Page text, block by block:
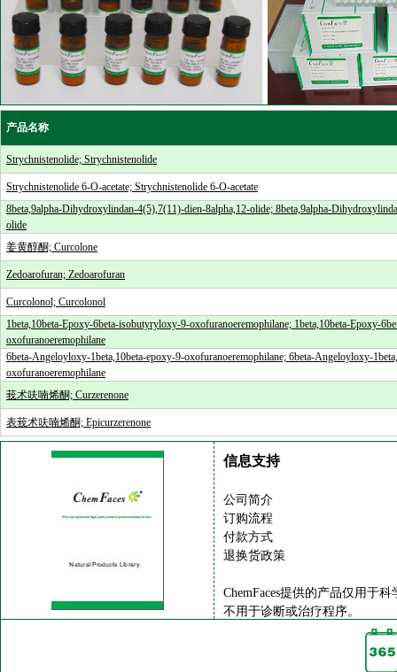
产品名称
Strychnistenolide; Strychnistenolide
Strychnistenolide 6-O-acetate; Strychnistenolide 6-O-acetate
8beta,9alpha-Dihydroxylindan-4(5),7(11)-dien-8alpha,12-olide; 8beta,9alpha-
olide
姜黄醇酮; Curcolone
Zedoarofuran; Zedoarofuran
Curcolonol; Curcolonol
1beta,10beta-Epoxy-6beta-isobutyryloxy-9-oxofuranoeremophilane; 1beta,10beta-Epoxy-
oxofuranoeremophilane
6beta-Angeloyloxy-1beta,10beta-epoxy-9-oxofuranoeremophilane; 6beta-Angeloyloxy-
oxofuranoeremophilane
莪术呋喃烯酮; Curzerenone
表莪术呋喃烯酮; Epicurzerenone
信息支持
公司简介
订购流程
付款方式
退换货政策
ChemFaces提供的产品仅用于
不用于诊断或治疗程序。